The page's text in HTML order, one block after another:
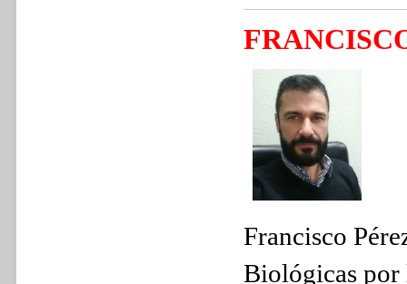
Francisco
Biológicas por